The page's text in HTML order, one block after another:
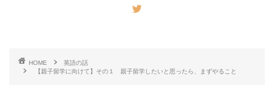
HOME
英語の話
【親子留学に向けて】その１ 親子留学したいと思ったら、まずやること